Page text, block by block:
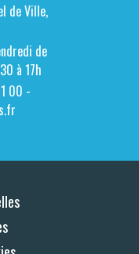
de Ville,
de
à 17h
00 -